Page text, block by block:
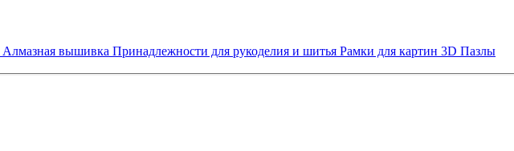
Алмазная вышивка Принадлежности для рукоделия и шитья Рамки для картин 3D Пазлы